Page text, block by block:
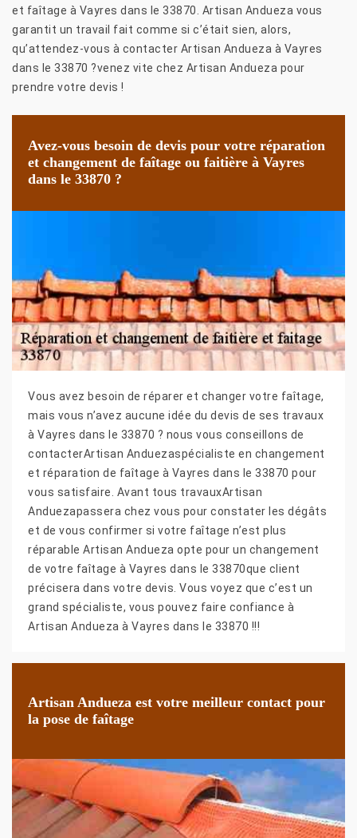
et faîtage à Vayres dans le 33870. Artisan Andueza vous
garantit un travail fait comme si c’était sien, alors,
qu’attendez-vous à contacter Artisan Andueza à Vayres
dans le 33870 ?venez vite chez Artisan Andueza pour
prendre votre devis !
Avez-vous besoin de devis pour votre réparation
et changement de faîtage ou faitière à Vayres
dans le 33870 ?
Vous avez besoin de réparer et changer votre faîtage,
mais vous n’avez aucune idée du devis de ses travaux
à Vayres dans le 33870 ? nous vous conseillons de
contacterArtisan Anduezaspécialiste en changement
et réparation de faîtage à Vayres dans le 33870 pour
vous satisfaire. Avant tous travauxArtisan
Anduezapassera chez vous pour constater les dégâts
et de vous confirmer si votre faîtage n’est plus
réparable Artisan Andueza opte pour un changement
de votre faîtage à Vayres dans le 33870que client
précisera dans votre devis. Vous voyez que c’est un
grand spécialiste, vous pouvez faire confiance à
Artisan Andueza à Vayres dans le 33870 !!!
Artisan Andueza est votre meilleur contact pour
la pose de faîtage